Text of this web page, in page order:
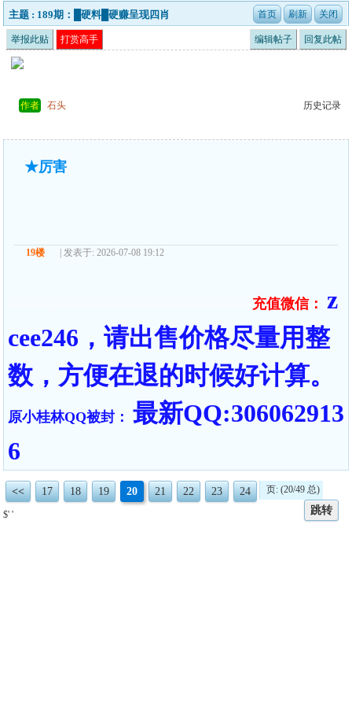
主题 : 189期：█硬料█硬赚呈现四肖
举报此贴 打赏高手 编辑帖子 回复此帖
作者 石头 历史记录
★厉害
19楼 | 发表于: 2026-07-08 19:12
充值微信：
z
cee246，请出售价格尽量用整
数，方便在退的时候好计算。
原小桂林QQ被封： 最新QQ:306062913
6
<< 17 18 19 20 21 22 23 24 页: (20/49 总)
跳转
$' '